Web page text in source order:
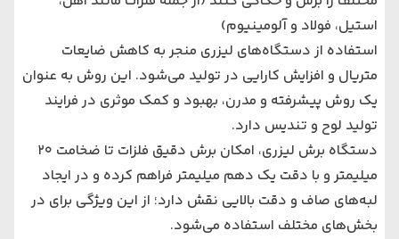
استیل، فولاد و آلومینیوم)
استفاده از دستگاه‌های لیزری منجر به کاهش ضایعات
متریال و افزایش کارایی در تولید می‌شود. این روش به عنوان
یک روش پیشرفته و مدرن، بهبود و کمک موثری در فرایند
تولید لوح و تندیس دارد.
دستگاه برش لیزری، امکان برش دقیق فلزات تا ضخامت 20
میلیمتر و با دقت یک دهم میلیمتر فراهم کرده و در ایجاد
لبه‌های صاف و دقت بالایی نقش دارد؛ از این ویژگی برای در
بخش‌های مختلف استفاده می‌شود.